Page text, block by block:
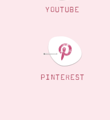
Tipps & Tricks
Ordnungstipps
YOUTUBE
PINTEREST